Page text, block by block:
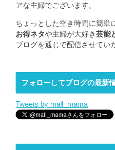
アな主婦でございます。
ちょっとした空き時間に簡単
お得ネタや主婦が大好き芸能
ブログを通じで配信させてい
フォローしてブログの最新
Tweets by mall_mama